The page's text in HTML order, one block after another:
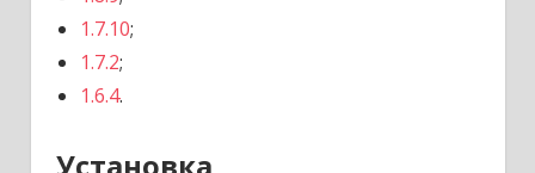
1.7.10;
1.7.2;
1.6.4.